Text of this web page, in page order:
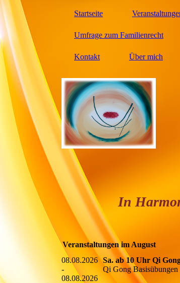
Startseite
Umfrage zum Familienrecht
Kontakt Über mich
In Harmonie mit
Veranstaltungen im August
08.08.2026
-
08.08.2026
Sa. ab 10 Uhr Qi
Qi Gong Basisübungen